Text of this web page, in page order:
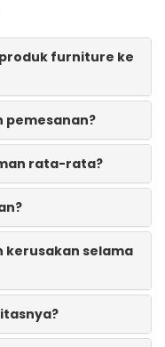
furniture ke
pemesanan?
rata-rata?
kerusakan selama